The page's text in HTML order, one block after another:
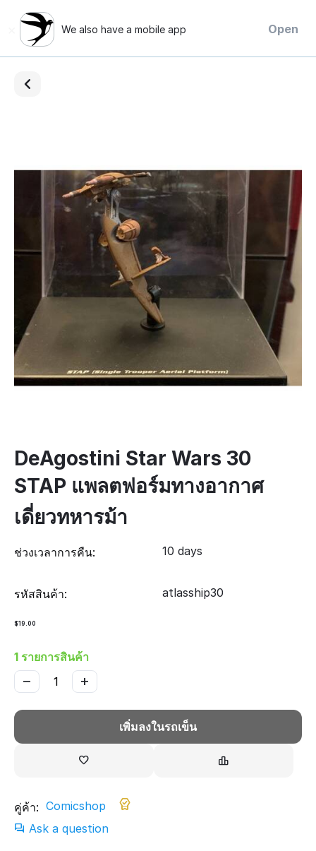
We also have a mobile app Open
DeAgostini Star Wars 30
STAP แพลตฟอร์มทางอากาศ
เดี่ยวทหารม้า
ช่วงเวลาการคืน: 10 days
รหัสสินค้า: atlasship30
$19.00
1 รายการสินค้า
+
−
เพิ่มลงในรถเข็น
คู่ค้า: Comicshop
Ask a question